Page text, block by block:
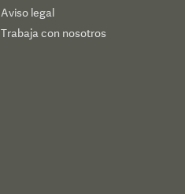
Aviso legal
Trabaja con nosotros